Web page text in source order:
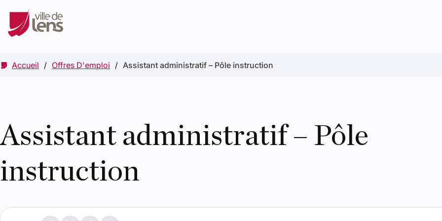
Accueil Offres D'emploi Assistant administratif – Pôle instruction
Assistant administratif – Pôle
instruction